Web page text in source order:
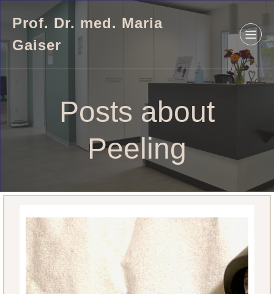
Prof. Dr. med. Maria
Gaiser
Posts about
Peeling